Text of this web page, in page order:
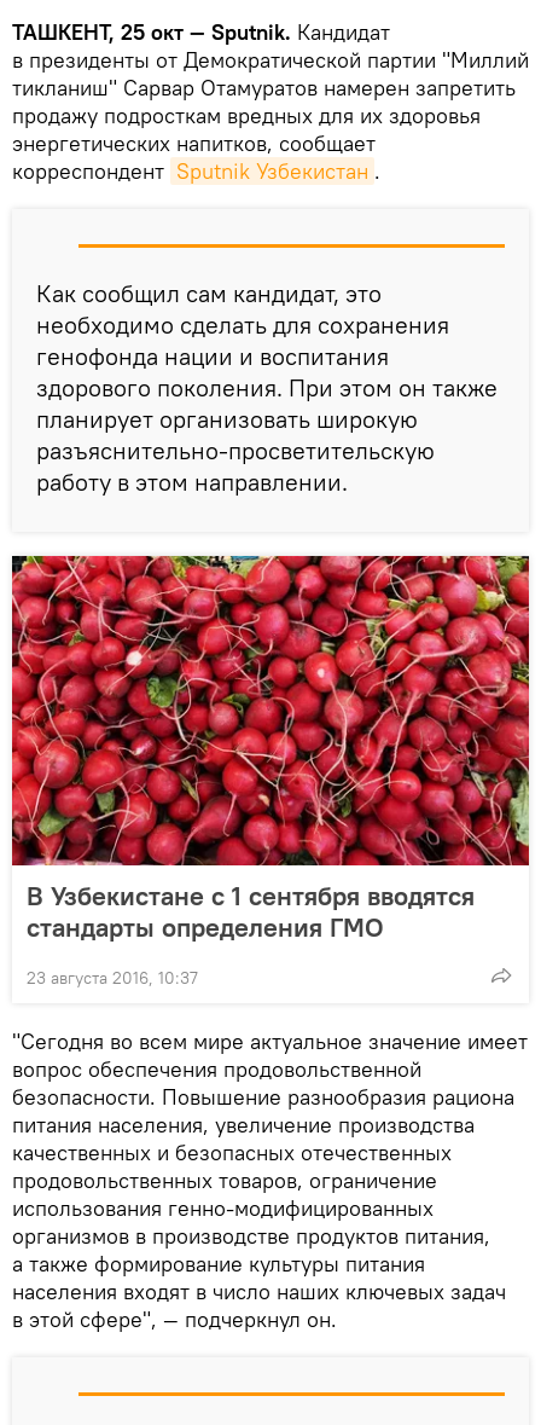
ТАШКЕНТ, 25 окт — Sputnik. Кандидат
в президенты от Демократической партии "Миллий
тикланиш" Сарвар Отамуратов намерен запретить
продажу подросткам вредных для их здоровья
энергетических напитков, сообщает
корреспондент Sputnik Узбекистан .
Как сообщил сам кандидат, это
необходимо сделать для сохранения
генофонда нации и воспитания
здорового поколения. При этом он также
планирует организовать широкую
разъяснительно-просветительскую
работу в этом направлении.
В Узбекистане с 1 сентября вводятся
стандарты определения ГМО
23 августа 2016, 10:37
"Сегодня во всем мире актуальное значение имеет
вопрос обеспечения продовольственной
безопасности. Повышение разнообразия рациона
питания населения, увеличение производства
качественных и безопасных отечественных
продовольственных товаров, ограничение
использования генно-модифицированных
организмов в производстве продуктов питания,
а также формирование культуры питания
населения входят в число наших ключевых задач
в этой сфере", — подчеркнул он.